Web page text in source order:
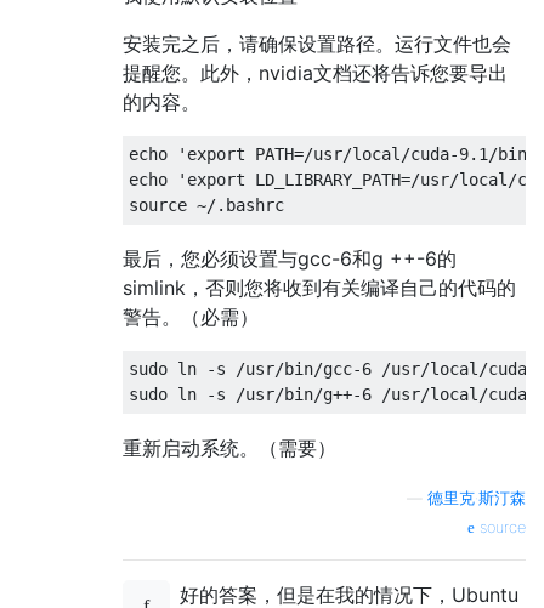
安装完之后，请确保设置路径。运行文件也会
提醒您。此外，nvidia文档还将告诉您要导出
的内容。
echo 'export PATH=/usr/local/cuda-9.1/
echo 'export LD_LIBRARY_PATH=/usr/local/
最后，您必须设置与gcc-6和g ++-6的
simlink，否则您将收到有关编译自己的代码的
警告。（必需）
sudo ln -s /usr/bin/gcc-6 /usr/local/cuda/
重新启动系统。（需要）
德里克·斯汀森
source
好的答案，但是在我的情况下，Ubuntu